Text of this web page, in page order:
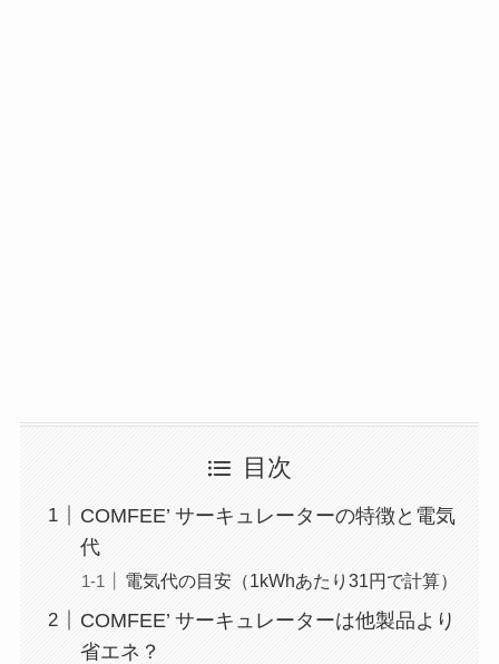
目次
COMFEE’ サーキュレーターの特徴と電気
代
電気代の目安（1kWhあたり31円で計算）
COMFEE’ サーキュレーターは他製品より
省エネ？